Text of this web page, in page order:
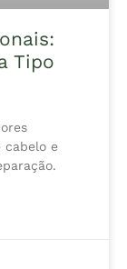
Tipo
cabelo e